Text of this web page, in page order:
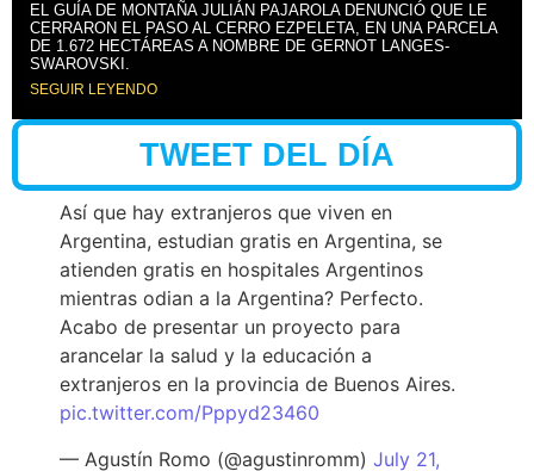
EL GUÍA DE MONTAÑA JULIÁN PAJAROLA DENUNCIÓ QUE LE
CERRARON EL PASO AL CERRO EZPELETA, EN UNA PARCELA
DE 1.672 HECTÁREAS A NOMBRE DE GERNOT LANGES-
SWAROVSKI.
SEGUIR LEYENDO
TWEET DEL DÍA
Así que hay extranjeros que viven en
Argentina, estudian gratis en Argentina, se
atienden gratis en hospitales Argentinos
mientras odian a la Argentina? Perfecto.
Acabo de presentar un proyecto para
arancelar la salud y la educación a
extranjeros en la provincia de Buenos Aires.
pic.twitter.com/Pppyd23460
— Agustín Romo (@agustinromm) July 21,